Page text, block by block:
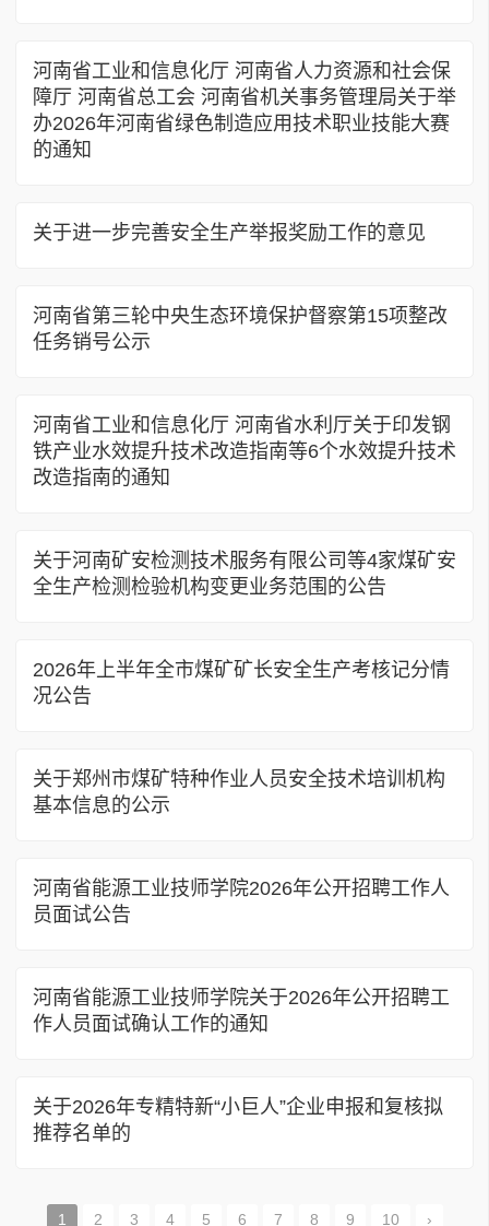
河南省工业和信息化厅 河南省人力资源和社会保
障厅 河南省总工会 河南省机关事务管理局关于举
办2026年河南省绿色制造应用技术职业技能大赛
的通知
关于进一步完善安全生产举报奖励工作的意见
河南省第三轮中央生态环境保护督察第15项整改
任务销号公示
河南省工业和信息化厅 河南省水利厅关于印发钢
铁产业水效提升技术改造指南等6个水效提升技术
改造指南的通知
关于河南矿安检测技术服务有限公司等4家煤矿安
全生产检测检验机构变更业务范围的公告
2026年上半年全市煤矿矿长安全生产考核记分情
况公告
关于郑州市煤矿特种作业人员安全技术培训机构
基本信息的公示
河南省能源工业技师学院2026年公开招聘工作人
员面试公告
河南省能源工业技师学院关于2026年公开招聘工
作人员面试确认工作的通知
关于2026年专精特新“小巨人”企业申报和复核拟
推荐名单的
1 2 3 4 5 6 7 8 9 10
›